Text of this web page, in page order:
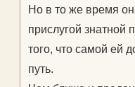
Но в то же время
прислугой знатной
того, что самой ей
путь.